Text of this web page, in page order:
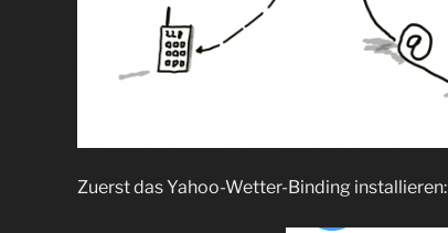
Zuerst das Yahoo-Wetter-Binding installieren: